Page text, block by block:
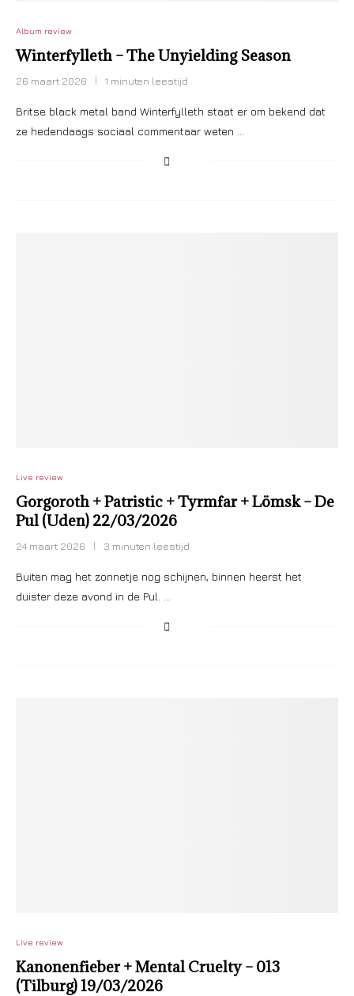
Album review
Winterfylleth – The Unyielding Season
26 maart 2026 1 minuten leestijd
Britse black metal band Winterfylleth staat er om bekend dat
ze hedendaags sociaal commentaar weten …
Live review
Gorgoroth + Patristic + Tyrmfar + Lömsk – De
Pul (Uden) 22/03/2026
24 maart 2026 3 minuten leestijd
Buiten mag het zonnetje nog schijnen, binnen heerst het
duister deze avond in de Pul. …
Live review
Kanonenfieber + Mental Cruelty – 013
(Tilburg) 19/03/2026